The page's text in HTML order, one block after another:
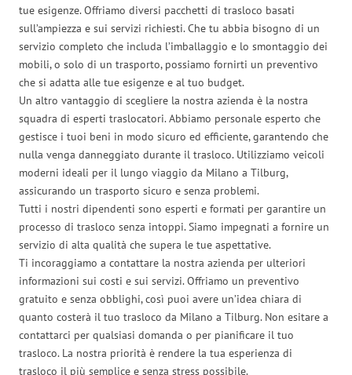
tue esigenze. Offriamo diversi pacchetti di trasloco basati
sull’ampiezza e sui servizi richiesti. Che tu abbia bisogno di un
servizio completo che includa l’imballaggio e lo smontaggio dei
mobili, o solo di un trasporto, possiamo fornirti un preventivo
che si adatta alle tue esigenze e al tuo budget.
Un altro vantaggio di scegliere la nostra azienda è la nostra
squadra di esperti traslocatori. Abbiamo personale esperto che
gestisce i tuoi beni in modo sicuro ed efficiente, garantendo che
nulla venga danneggiato durante il trasloco. Utilizziamo veicoli
moderni ideali per il lungo viaggio da Milano a Tilburg,
assicurando un trasporto sicuro e senza problemi.
Tutti i nostri dipendenti sono esperti e formati per garantire un
processo di trasloco senza intoppi. Siamo impegnati a fornire un
servizio di alta qualità che supera le tue aspettative.
Ti incoraggiamo a contattare la nostra azienda per ulteriori
informazioni sui costi e sui servizi. Offriamo un preventivo
gratuito e senza obblighi, così puoi avere un’idea chiara di
quanto costerà il tuo trasloco da Milano a Tilburg. Non esitare a
contattarci per qualsiasi domanda o per pianificare il tuo
trasloco. La nostra priorità è rendere la tua esperienza di
trasloco il più semplice e senza stress possibile.